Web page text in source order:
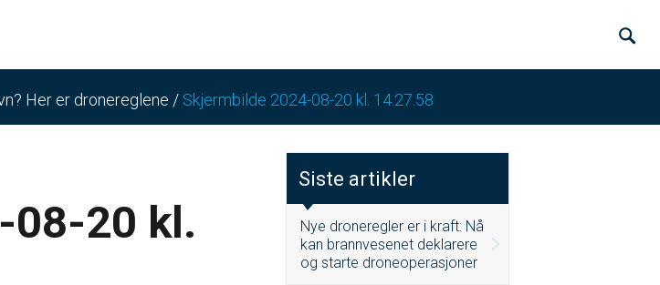
Her er dronereglene / Skjermbilde 2024-08-20 kl. 14.27.58
08-20 kl.
Siste artikler
Nye droneregler er i kraft: Nå
kan brannvesenet deklarere
og starte droneoperasjoner